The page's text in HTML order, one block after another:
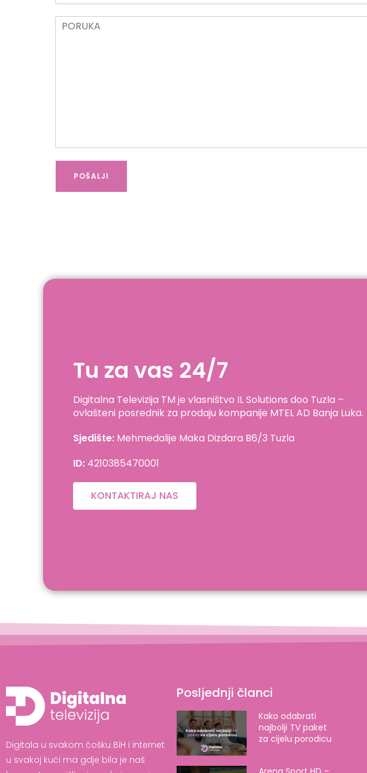
POŠALJI
Tu za vas 24/7
Digitalna Televizija TM je vlasništvo IL Solutions doo Tuzla –
ovlašteni posrednik za prodaju kompanije MTEL AD Banja Luka.
Sjedište: Mehmedalije Maka Dizdara B6/3 Tuzla
ID: 4210385470001
KONTAKTIRAJ NAS
Digitala u svakom ćošku BiH i internet
u svakoj kući ma gdje bila je naš
Posljednji članci
Kako odabrati
najbolji TV paket
za cijelu porodicu